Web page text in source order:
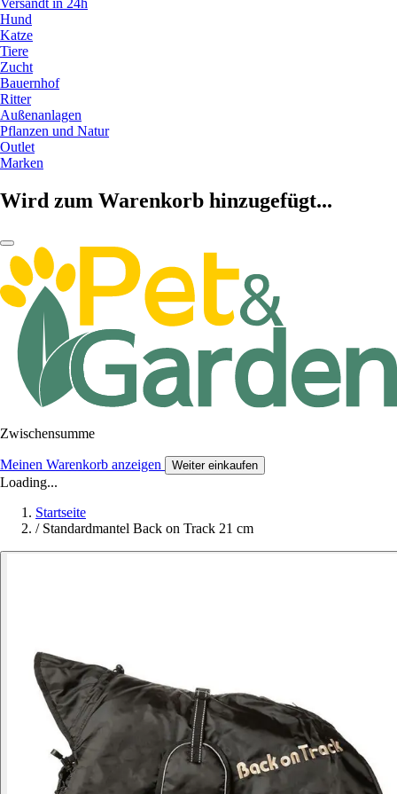
Versandt in 24h
Hund
Katze
Tiere
Zucht
Bauernhof
Ritter
Außenanlagen
Pflanzen und Natur
Outlet
Marken
Wird zum Warenkorb hinzugefügt...
Zwischensumme
Meinen Warenkorb anzeigen Weiter einkaufen
Loading...
Startseite
/ Standardmantel Back on Track 21 cm